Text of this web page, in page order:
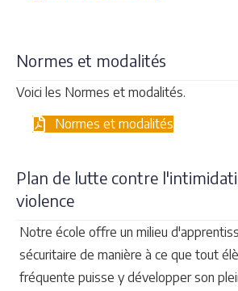
Normes et modalités
Voici les Normes et modalités.
Normes et modalités
Plan de lutte contre
violence
Notre école offre un milieu
sécuritaire de manière à ce que tout
fréquente puisse y développer son